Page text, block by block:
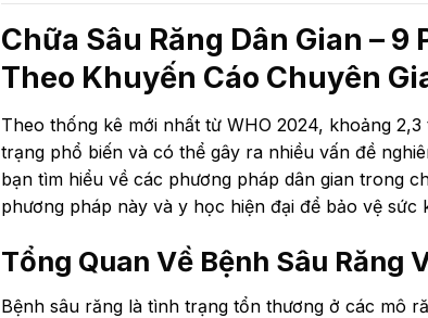
Chữa Sâu Răng Dân Gian –
Theo Khuyến Cáo Chuyên
Theo thống kê mới nhất từ WHO 2024, khoảng
trạng phổ biến và có thể gây ra nhiều vấn đề
bạn tìm hiểu về các phương pháp dân gian trong
phương pháp này và y học hiện đại để bảo vệ
Tổng Quan Về Bệnh Sâu Răng
Bệnh sâu răng là tình trạng tổn thương ở các mô